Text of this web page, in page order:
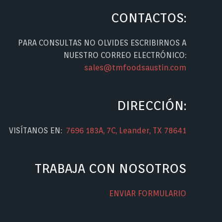
CONTACTOS:
PARA CONSULTAS NO OLVIDES ESCRIBIRNOS A
NUESTRO CORREO ELECTRÓNICO:
sales@tmfoodsaustin.com
DIRECCIÓN:
VISÍTANOS EN: 7696 183A, 7C, Leander, TX 78641
TRABAJA CON NOSOTROS
ENVIAR FORMULARIO